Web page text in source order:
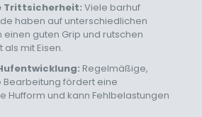
Trittsicherheit: Viele barhuf
haben auf unterschiedlichen
einen guten Grip und rutschen
mit Eisen.
Regelmäßige,
fördert eine
Hufform und kann Fehlbelastungen